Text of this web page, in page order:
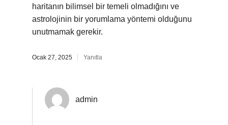
haritanın bilimsel bir temeli olmadığını ve
astrolojinin bir yorumlama yöntemi olduğunu
unutmamak gerekir.
Ocak 27, 2025 Yanıtla
admin